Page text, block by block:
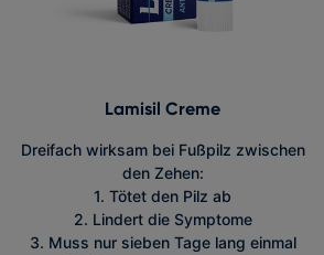
Lamisil Creme
Dreifach wirksam bei Fußpilz zwischen
den Zehen:
1. Tötet den Pilz ab
2. Lindert die Symptome
3. Muss nur sieben Tage lang einmal